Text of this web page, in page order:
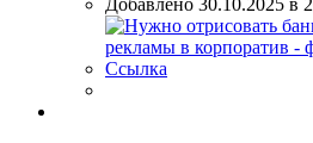
Добавлено 30.10.2025 в
Ссылка